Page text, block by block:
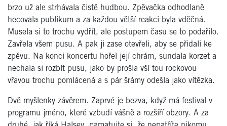
brzo už ale strhávala čistě hudbou. Zpěvačka odhodlaně
hecovala publikum a za každou větší reakci byla vděčná.
Musela si to trochu vydřít, ale postupem času se to podařilo.
Zavřela všem pusu. A pak ji zase otevřeli, aby se přidali ke
zpěvu. Na konci koncertu hořel její chrám, sundala korzet a
nechala si rozbít pusu, jako by prošla vší tou rockovou
vřavou trochu pomlácená a s pár šrámy odešla jako vítězka.
Dvě myšlenky závěrem. Zaprvé je bezva, když má festival v
programu jméno, které vzbudí vášně a rozšíří obzory. A za